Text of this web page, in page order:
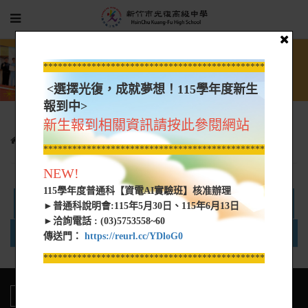
教育推廣暨職訓中心 財報
109學年度決算書
類型
*****************************************************
<選擇光復，成就夢想！115學年度新生
報到中>
新生報到相關資訊請按此參閱網站
*****************************************************
NEW!
115學年度普通科【資電AI實驗班】核准辦理
►普通科說明會:115年5月30日、115年6月13日
►洽詢電話 : (03)5753558~60
傳送門： https://reurl.cc/YDloG0
*****************************************************